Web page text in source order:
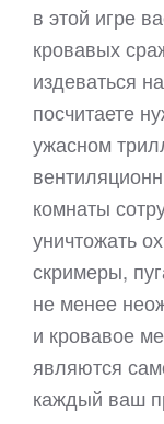
в этой игре
кровавых
издеваться
посчитаете
ужасном
комнаты
уничтожать
скримеры,
не менее
и кровавое
являются
каждый ваш